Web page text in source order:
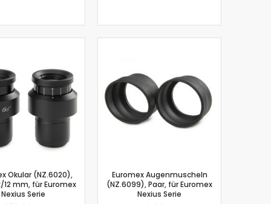
Okular (NZ.6020),
12 mm, für Euromex
Nexius Serie
Euromex Augenmuscheln
(NZ.6099), Paar, für Euromex
Nexius Serie